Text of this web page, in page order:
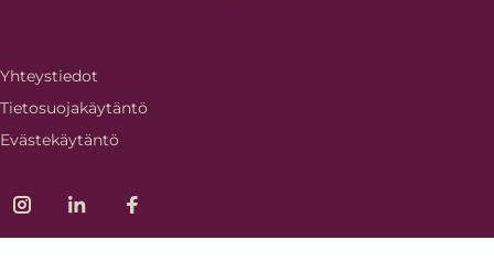
Yhteystiedot
Tietosuojakäytäntö
Evästekäytäntö